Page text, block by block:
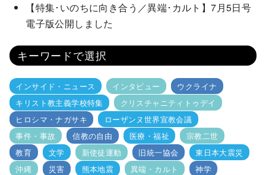
【特集･いのちに向き合う／異端･カルト】7月5日号
電子版公開しました
キーワードで選択
インサイド・ニュース インタビュー
ウクライナ
キリスト教主義学校特集
クリスチャニティトゥデイ
ヒロシマ・ナガサキ
ローザンヌ世界宣教会議
事件・事故
信教の自由 医療・福祉
宗教二世
教育
文学 新使徒運動 旧統一協会
東日本大震災
沖縄
災害 熊本地震 異端・カルト
神学